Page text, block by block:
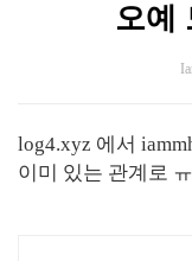
오예
log4.xyz 에서
이미 있는 관계로